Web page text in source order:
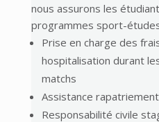
nous assurons les
programmes sport-
Prise en charge des
hospitalisation durant
matchs
Assistance
Responsabilité civile